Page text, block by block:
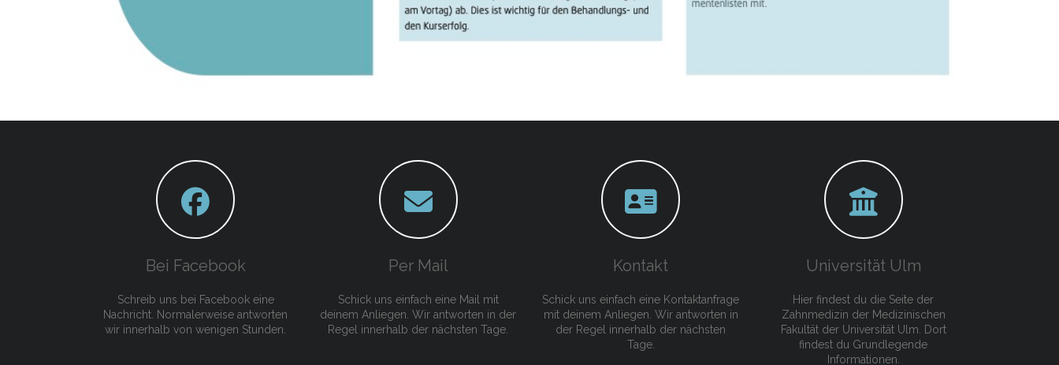
Bei Facebook
Schreib uns bei Facebook eine
Nachricht. Normalerweise antworten
wir innerhalb von wenigen Stunden.
Per Mail
Schick uns einfach eine Mail mit
deinem Anliegen. Wir antworten in der
Regel innerhalb der nächsten Tage.
Kontakt
Schick uns einfach eine Kontaktanfrage
mit deinem Anliegen. Wir antworten in
der Regel innerhalb der nächsten
Tage.
Universität Ulm
Hier findest du die Seite der
Zahnmedizin der Medizinischen
Fakultät der Universität Ulm. Dort
findest du Grundlegende
Informationen.